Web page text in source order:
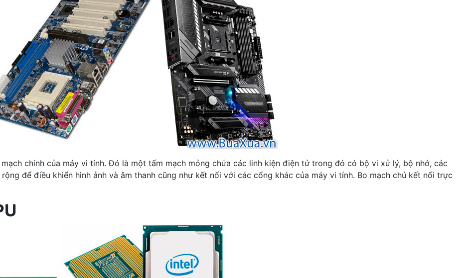
chính của máy vi tính. Đó là một tấm mạch mỏng chứa các linh kiện điện tử trong đó có bộ vi xử lý, bộ nhớ, các
để điều khiển hình ảnh và âm thanh cũng như kết nối với các cổng khác của máy vi tính. Bo mạch chủ kết nối trực